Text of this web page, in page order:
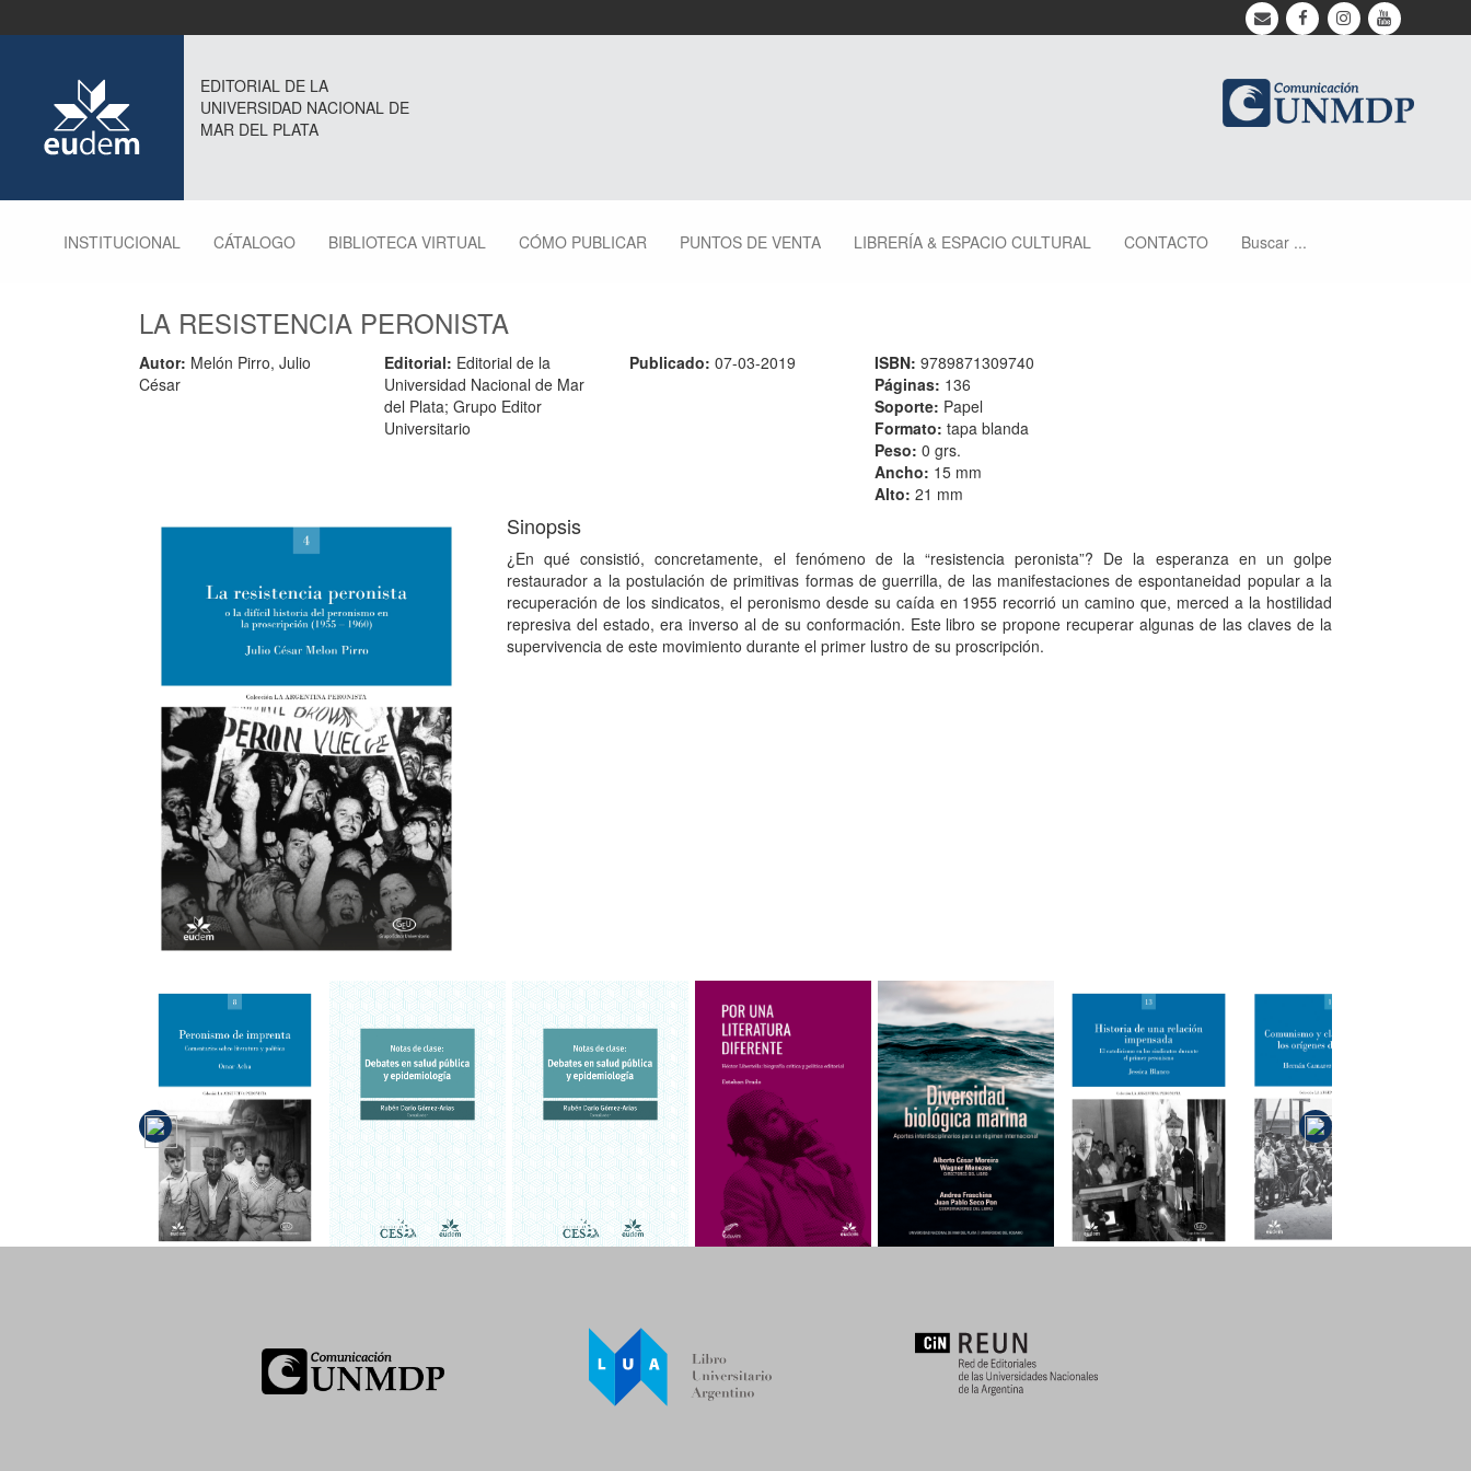
EDITORIAL DE LA
UNIVERSIDAD NACIONAL DE
MAR DEL PLATA
INSTITUCIONAL CÁTALOGO BIBLIOTECA VIRTUAL CÓMO PUBLICAR PUNTOS DE VENTA LIBRERÍA & ESPACIO CULTURAL CONTACTO Buscar ...
LA RESISTENCIA PERONISTA
Autor: Melón Pirro, Julio
César
Editorial: Editorial de la
Universidad Nacional de Mar
del Plata; Grupo Editor
Universitario
Publicado: 07-03-2019 ISBN: 9789871309740
Páginas: 136
Soporte: Papel
Formato: tapa blanda
Peso: 0 grs.
Ancho: 15 mm
Alto: 21 mm
Sinopsis
¿En qué consistió, concretamente, el fenómeno de la “resistencia peronista”? De la esperanza en un golpe
restaurador a la postulación de primitivas formas de guerrilla, de las manifestaciones de espontaneidad popular a la
recuperación de los sindicatos, el peronismo desde su caída en 1955 recorrió un camino que, merced a la hostilidad
represiva del estado, era inverso al de su conformación. Este libro se propone recuperar algunas de las claves de la
supervivencia de este movimiento durante el primer lustro de su proscripción.
Peronismo
de imprenta
Notas de
clase
Notas de
clase
Por una
literatura
diferente
Diversidad
biológica
marina
Historia de
una relación
impensada
Comunismo
y clase
obrera hasta
los orígenes
del
peronismo